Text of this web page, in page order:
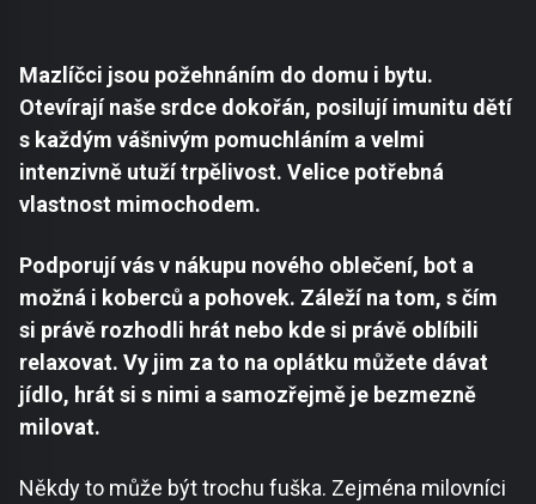
Mazlíčci jsou požehnáním do domu i bytu.
Otevírají naše srdce dokořán, posilují imunitu dětí
s každým vášnivým pomuchláním a velmi
intenzivně utuží trpělivost. Velice potřebná
vlastnost mimochodem.
Podporují vás v nákupu nového oblečení, bot a
možná i koberců a pohovek. Záleží na tom, s čím
si právě rozhodli hrát nebo kde si právě oblíbili
relaxovat. Vy jim za to na oplátku můžete dávat
jídlo, hrát si s nimi a samozřejmě je bezmezně
milovat.
Někdy to může být trochu fuška. Zejména milovníci